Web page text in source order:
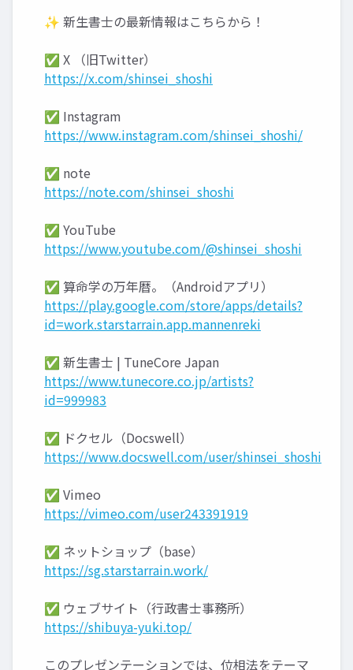
✨ 新生書士の最新情報はこちらから！
✅ X （旧Twitter）
https://x.com/shinsei_shoshi
✅ Instagram
https://www.instagram.com/shinsei_shoshi/
✅ note
https://note.com/shinsei_shoshi
✅ YouTube
https://www.youtube.com/@shinsei_shoshi
✅ 算命学の万年暦。（Androidアプリ）
https://play.google.com/store/apps/details?
id=work.starstarrain.app.mannenreki
✅ 新生書士 | TuneCore Japan
https://www.tunecore.co.jp/artists?
id=999983
✅ ドクセル（Docswell）
https://www.docswell.com/user/shinsei_shoshi
✅ Vimeo
https://vimeo.com/user243391919
✅ ネットショップ（base）
https://sg.starstarrain.work/
✅ ウェブサイト（行政書士事務所）
https://shibuya-yuki.top/
このプレゼンテーションでは、位相法をテーマ